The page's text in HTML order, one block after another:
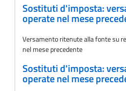
Sostituti d'imposta:
operate nel mese
Versamento ritenute alla fonte su
nel mese precedente
Sostituti d'imposta:
operate nel mese